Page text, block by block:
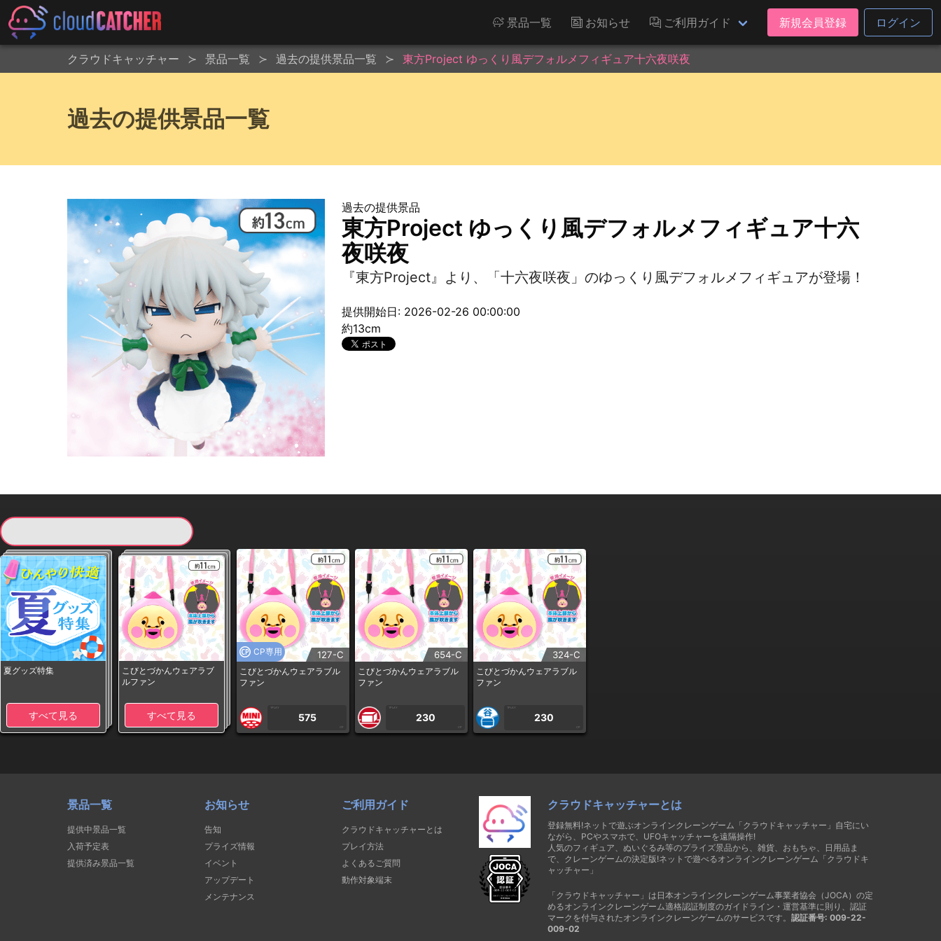
景品一覧 お知らせ ご利用ガイド 新規会員登録 ログイン
クラウドキャッチャー 景品一覧 過去の提供景品一覧 東方Project ゆっくり風デフォルメフィギュア十六夜咲夜
過去の提供景品一覧
過去の提供景品
東方Project ゆっくり風デフォルメフィギュア十六
夜咲夜
『東方Project』より、「十六夜咲夜」のゆっくり風デフォルメフィギュアが登場！
提供開始日: 2026-02-26 00:00:00
約13cm
夏グッズ特集
すべて見る
こびとづかんウェアラブ
ルファン
すべて見る
CP専用 127-C
こびとづかんウェアラブル
ファン
1PLAY
575
CP
654-C
こびとづかんウェアラブル
ファン
1PLAY
230
CP
324-C
こびとづかんウェアラブル
ファン
1PLAY
230
CP
景品一覧
提供中景品一覧
入荷予定表
提供済み景品一覧
お知らせ
告知
プライズ情報
イベント
アップデート
メンテナンス
ご利用ガイド
クラウドキャッチャーとは
プレイ方法
よくあるご質問
動作対象端末
クラウドキャッチャーとは
登録無料!ネットで遊ぶオンラインクレーンゲーム「クラウドキャッチャー」自宅にい
ながら、PCやスマホで、UFOキャッチャーを遠隔操作!
人気のフィギュア、ぬいぐるみ等のプライズ景品から、雑貨、おもちゃ、日用品ま
で、クレーンゲームの決定版!ネットで遊べるオンラインクレーンゲーム「クラウドキ
ャッチャー」
「クラウドキャッチャー」は日本オンラインクレーンゲーム事業者協会（JOCA）の定
めるオンラインクレーンゲーム適格認証制度のガイドライン・運営基準に則り、認証
マークを付与されたオンラインクレーンゲームのサービスです。 認証番号: 009-22-
009-02